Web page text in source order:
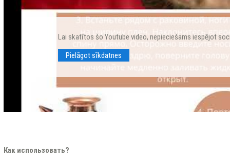
Lai skatītos šo Youtube video, nepieciešams iespējot
Pielāgot sīkdatnes
Как использовать?